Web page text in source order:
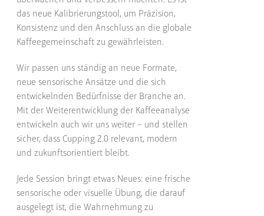
das neue Kalibrierungstool, um Präzision,
Konsistenz und den Anschluss an die globale
Kaffeegemeinschaft zu gewährleisten.
Wir passen uns ständig an neue Formate,
neue sensorische Ansätze und die sich
entwickelnden Bedürfnisse der Branche an.
Mit der Weiterentwicklung der Kaffeeanalyse
entwickeln auch wir uns weiter – und stellen
sicher, dass Cupping 2.0 relevant, modern
und zukunftsorientiert bleibt.
Jede Session bringt etwas Neues: eine frische
sensorische oder visuelle Übung, die darauf
ausgelegt ist, die Wahrnehmung zu